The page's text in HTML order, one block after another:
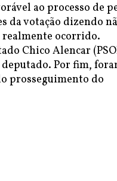
ao processo de
da votação dizendo
realmente ocorrido.
Chico Alencar
deputado. Por fim,
prosseguimento do